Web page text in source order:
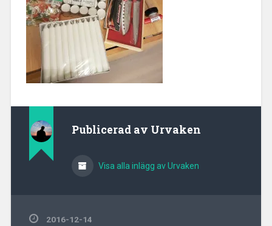
Publicerad av Urvaken
Visa alla inlägg av Urvaken
2016-12-14